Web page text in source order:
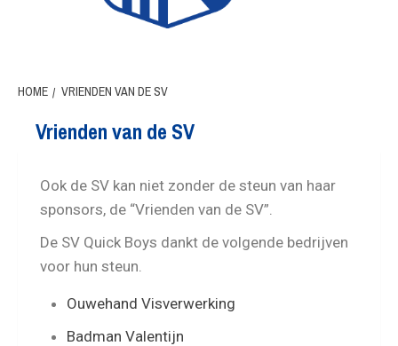
HOME VRIENDEN VAN DE SV
Vrienden van de SV
Ook de SV kan niet zonder de steun van haar
sponsors, de “Vrienden van de SV”.
De SV Quick Boys dankt de volgende bedrijven
voor hun steun.
Ouwehand Visverwerking
Badman Valentijn